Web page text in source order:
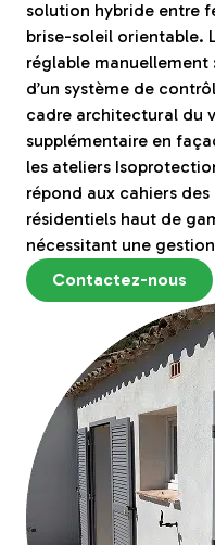
solution hybride entre
brise-soleil orientable.
réglable manuellement
d’un système de
cadre architectural du
supplémentaire en
les ateliers
répond aux cahiers
résidentiels haut de
nécessitant une
Contactez-nous